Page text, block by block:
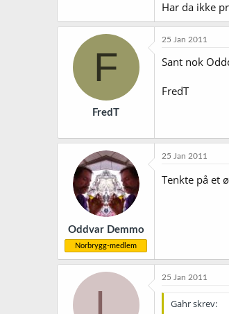
Har da ikke
F
FredT
25 Jan 2011
Sant nok
FredT
Oddvar Demmo
Norbrygg-medlem
25 Jan 2011
Tenkte på et
L
25 Jan 2011
Gahr skrev: